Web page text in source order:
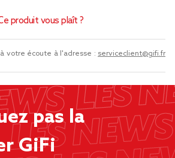
produit vous plaît ?
votre écoute à l'adresse : serviceclient@gifi.fr
pas la
GiFi